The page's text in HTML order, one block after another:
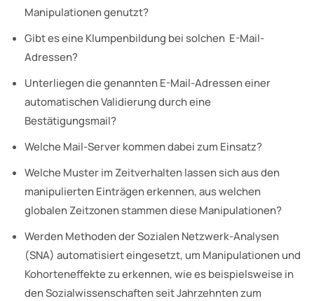
Manipulationen genutzt?
Gibt es eine Klumpenbildung bei solchen E-Mail-
Adressen?
Unterliegen die genannten E-Mail-Adressen einer
automatischen Validierung durch eine
Bestätigungsmail?
Welche Mail-Server kommen dabei zum Einsatz?
Welche Muster im Zeitverhalten lassen sich aus den
manipulierten Einträgen erkennen, aus welchen
globalen Zeitzonen stammen diese Manipulationen?
Werden Methoden der Sozialen Netzwerk-Analysen
(SNA) automatisiert eingesetzt, um Manipulationen und
Kohorteneffekte zu erkennen, wie es beispielsweise in
den Sozialwissenschaften seit Jahrzehnten zum